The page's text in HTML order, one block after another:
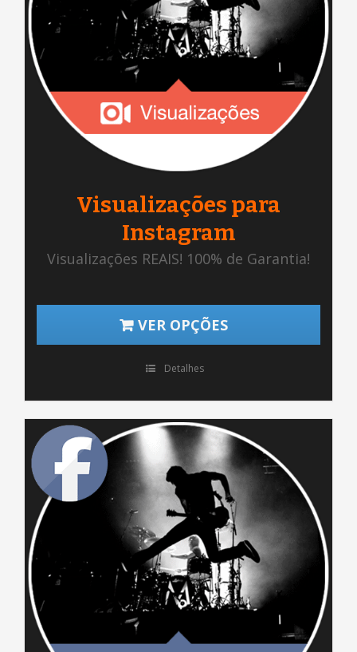
Visualizações para
Instagram
Visualizações REAIS! 100% de Garantia!
VER OPÇÕES
Detalhes